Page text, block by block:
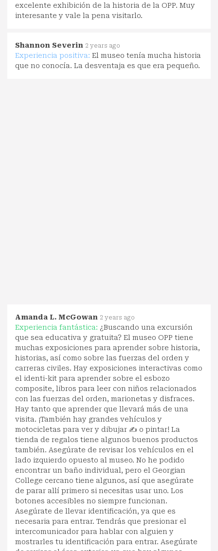
excelente exhibición de la historia de la OPP. Muy
interesante y vale la pena visitarlo.
Shannon Severin 2 years ago
Experiencia positiva: El museo tenía mucha historia
que no conocía. La desventaja es que era pequeño.
Amanda L. McGowan 2 years ago
Experiencia fantástica: ¿Buscando una excursión
que sea educativa y gratuita? El museo OPP tiene
muchas exposiciones para aprender sobre historia,
historias, así como sobre las fuerzas del orden y
carreras civiles. Hay exposiciones interactivas como
el identi-kit para aprender sobre el esbozo
composite, libros para leer con niños relacionados
con las fuerzas del orden, marionetas y disfraces.
Hay tanto que aprender que llevará más de una
visita. ¡También hay grandes vehículos y
motocicletas para ver y dibujar ✍️ o pintar! La
tienda de regalos tiene algunos buenos productos
también. Asegúrate de revisar los vehículos en el
lado izquierdo opuesto al museo. No he podido
encontrar un baño individual, pero el Georgian
College cercano tiene algunos, así que asegúrate
de parar allí primero si necesitas usar uno. Los
botones accesibles no siempre funcionan.
Asegúrate de llevar identificación, ya que es
necesaria para entrar. Tendrás que presionar el
intercomunicador para hablar con alguien y
mostrarles tu identificación para entrar. Asegúrate